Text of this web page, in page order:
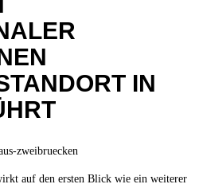
IN
auf den ersten Blick wie ein weiterer